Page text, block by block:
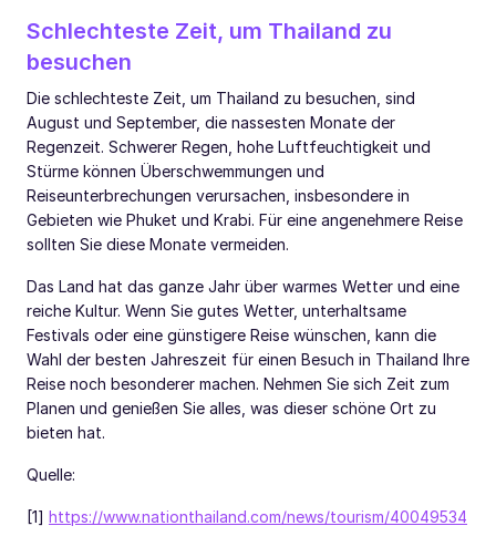
Schlechteste Zeit, um Thailand zu
besuchen
Die schlechteste Zeit, um Thailand zu besuchen, sind
August und September, die nassesten Monate der
Regenzeit. Schwerer Regen, hohe Luftfeuchtigkeit und
Stürme können Überschwemmungen und
Reiseunterbrechungen verursachen, insbesondere in
Gebieten wie Phuket und Krabi. Für eine angenehmere Reise
sollten Sie diese Monate vermeiden.
Das Land hat das ganze Jahr über warmes Wetter und eine
reiche Kultur. Wenn Sie gutes Wetter, unterhaltsame
Festivals oder eine günstigere Reise wünschen, kann die
Wahl der besten Jahreszeit für einen Besuch in Thailand Ihre
Reise noch besonderer machen. Nehmen Sie sich Zeit zum
Planen und genießen Sie alles, was dieser schöne Ort zu
bieten hat.
Quelle:
[1] https://www.nationthailand.com/news/tourism/40049534